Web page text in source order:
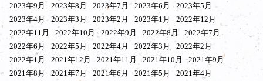
2023年9月
2023年8月 2023年7月 2023年6月
2023年5月
2023年4月
2023年3月 2023年2月 2023年1月
2022年12月
2022年11月
2022年10月 2022年9月 2022年8月
2022年7月
2022年6月
2022年5月 2022年4月 2022年3月
2022年2月
2022年1月
2021年12月 2021年11月 2021年10月
2021年9月
2021年8月
2021年7月 2021年6月 2021年5月
2021年4月